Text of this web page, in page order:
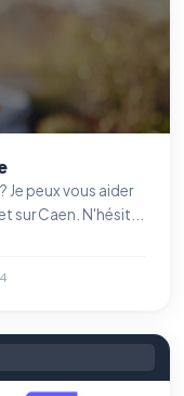
Je peux vous aider
sur Caen. N'hésit...